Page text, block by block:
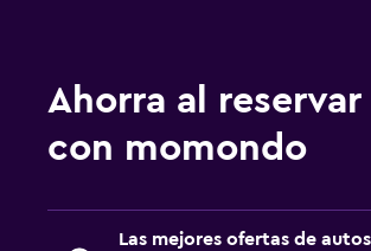
Ahorra al
con momondo
Las mejores ofertas de